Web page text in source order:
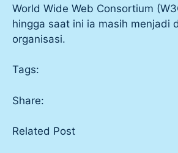
World Wide Web Consortium
hingga saat ini ia masih menjadi
organisasi.
Tags:
Share:
Related Post